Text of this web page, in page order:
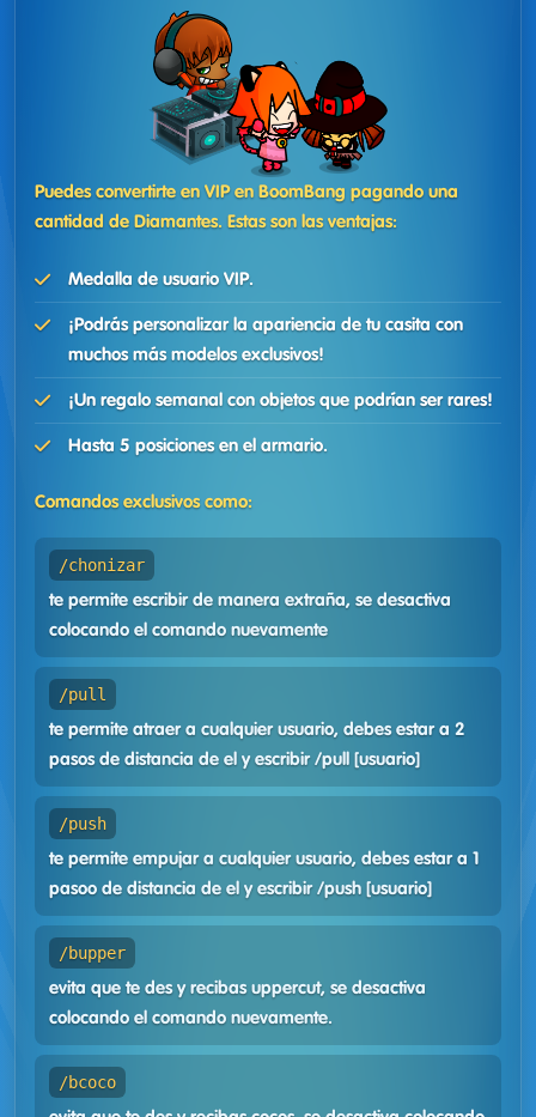
Puedes convertirte en VIP en BoomBang pagando una
cantidad de Diamantes. Estas son las ventajas:
Medalla de usuario VIP.
¡Podrás personalizar la apariencia de tu casita con
muchos más modelos exclusivos!
¡Un regalo semanal con objetos que podrían ser rares!
Hasta 5 posiciones en el armario.
Comandos exclusivos como:
/chonizar
te permite escribir de manera extraña, se desactiva
colocando el comando nuevamente
/pull
te permite atraer a cualquier usuario, debes estar a 2
pasos de distancia de el y escribir /pull [usuario]
/push
te permite empujar a cualquier usuario, debes estar a 1
pasoo de distancia de el y escribir /push [usuario]
/bupper
evita que te des y recibas uppercut, se desactiva
colocando el comando nuevamente.
/bcoco